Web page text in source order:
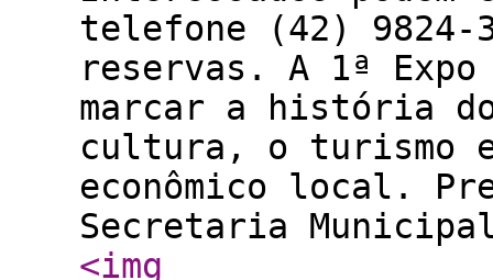
telefone (42) 9824-
reservas. A 1ª Expo
marcar a história
cultura, o turismo e
econômico local.
Secretaria
<img